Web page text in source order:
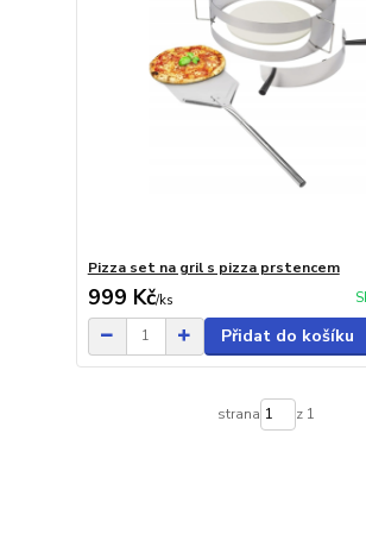
Pizza set na gril s pizza prstencem
999 Kč/ks
Přidat do košíku
strana z 1